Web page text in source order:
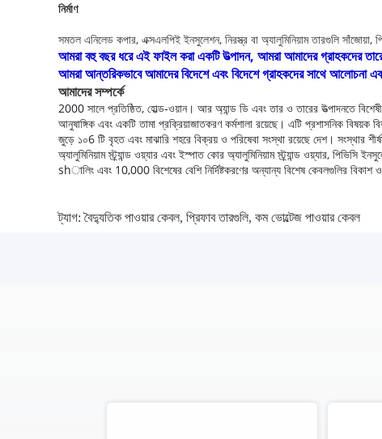
নির্মাণ
সমতল এনিলেড কপার, এক্সএলপিই ইনসুলেশন, নিরস্ত্র বা অ্যালুমিনিয়াম তারগুলি সাঁজোয়া,
আমরা বহু বছর ধরে এই ফাইল করা একটি উত্পাদন, আমরা আমাদের গ্রাহকদের
আমরা আন্তরিকভাবে আমাদের বিদেশে এবং বিদেশে গ্রাহকদের সাথে আলোচনা
আমাদের সম্পর্কে
2000 সালে প্রতিষ্ঠিত, হোল্ড-ওয়ান। আর অ্যান্ড ডি এবং তার ও তারের উত্পাদনতে
আনুষাঙ্গিক এবং একটি তামা প্রক্রিয়াজাতকরণ কর্মশালা রয়েছে। এটি প্রশাসনিক বিষয়ক
জুড়ে ১০6 টি বৃহত এবং মাঝারি শহরে বিক্রয় ও পরিষেবা সংস্থা রয়েছে দেশ। সংস্থার
অ্যালুমিনিয়াম স্ট্র্যান্ড ওয়্যার এবং ইস্পাত কোর অ্যালুমিনিয়াম স্ট্র্যান্ড ওয়্যার,
shালিং এবং 10,000 বিশেষের বেশি নির্দিষ্টকরণের অন্যান্য বিশেষ কেবলগুলির
ট্যাগ:বৈদ্যুতিক পাওয়ার কেবল, প্রিফাব তারগুলি, কম ভোল্টেজ পাওয়ার কেবল